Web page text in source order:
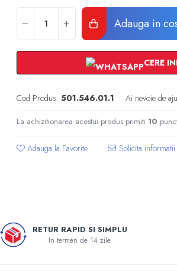
Adauga in
CERE
Cod Produs: 501.546.01.1 Ai nevoie de
La achizitionarea acestui produs primiti 10
Adauga la Favorite
RETUR RAPID SI SIMPLU
In termen de 14 zile